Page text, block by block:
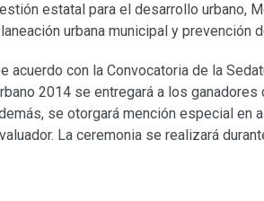
estatal para el desarrollo urbano,
urbana municipal y
acuerdo con la Convocatoria de la
2014 se entregará a los
se otorgará mención especial en
La ceremonia se realizará